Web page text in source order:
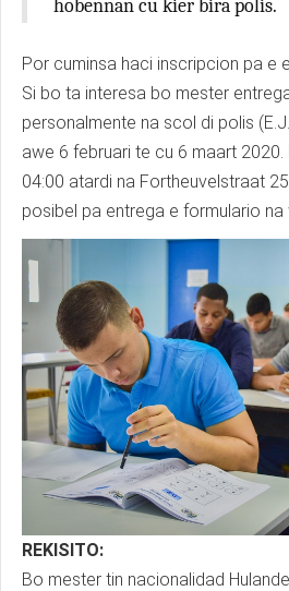
hobennan cu kier bira polis.
Por cuminsa haci inscripcion pa e
Si bo ta interesa bo mester
personalmente na scol di polis
awe 6 februari te cu 6 maart
04:00 atardi na Fortheuvelstraat
posibel pa entrega e formulario na
REKISITO:
Bo mester tin nacionalidad